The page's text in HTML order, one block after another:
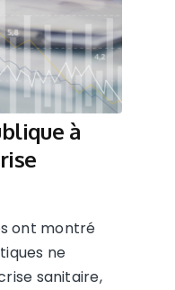
à
ont montré
ne
sanitaire,